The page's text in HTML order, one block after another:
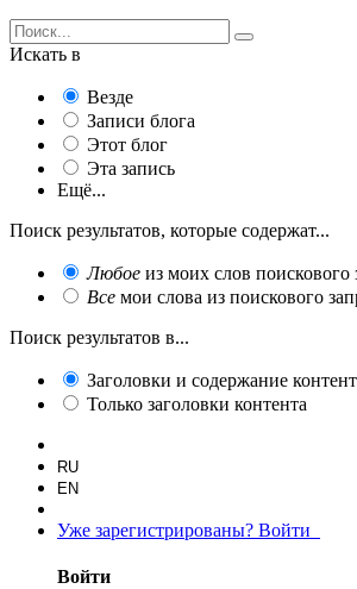
Искать в
Везде
Записи блога
Этот блог
Эта запись
Ещё...
Поиск результатов, которые содержат...
Любое из моих слов поискового
Все мои слова из поискового
Поиск результатов в...
Заголовки и содержание
Только заголовки контента
RU
EN
Уже зарегистрированы? Войти
Войти